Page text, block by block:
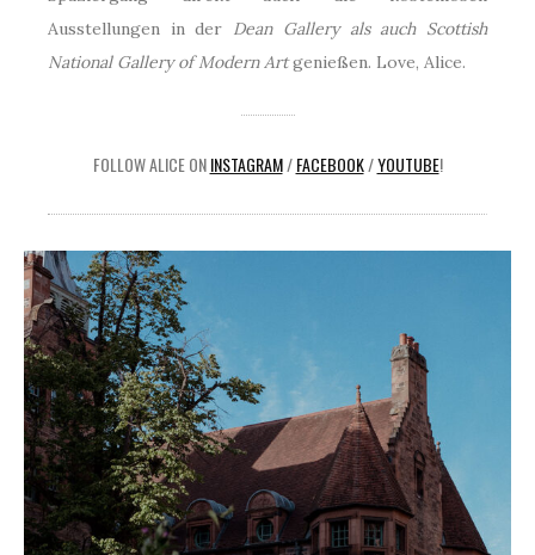
Ausstellungen in der Dean Gallery als auch Scottish
National Gallery of Modern Artgenießen. Love, Alice.
FOLLOW ALICE ONINSTAGRAM/FACEBOOK/YOUTUBE!